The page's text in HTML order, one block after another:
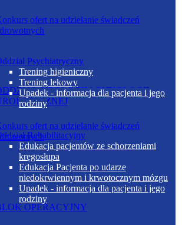
UROLOGII I ONKOLOGII
OPERACYJNY
Psychiatryczny
Trening higieniczny
Trening lekowy
Upadek - informacja dla pacjenta i jego
rodziny
Rehabilitacyjny
Edukacja pacjentów ze schorzeniami
kręgosłupa
Edukacja Pacjenta po udarze
niedokrwiennym i krwotocznym mózgu
Upadek - informacja dla pacjenta i jego
rodziny
ofert na udzielanie świadczeń
ofert na udzielanie świadczeń